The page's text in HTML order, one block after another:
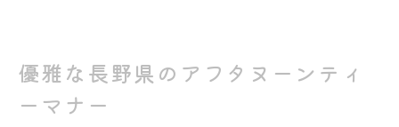
優雅な長野県のアフタヌーンティ
ーマナー